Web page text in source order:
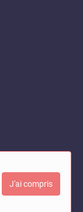
|
J'ai compris